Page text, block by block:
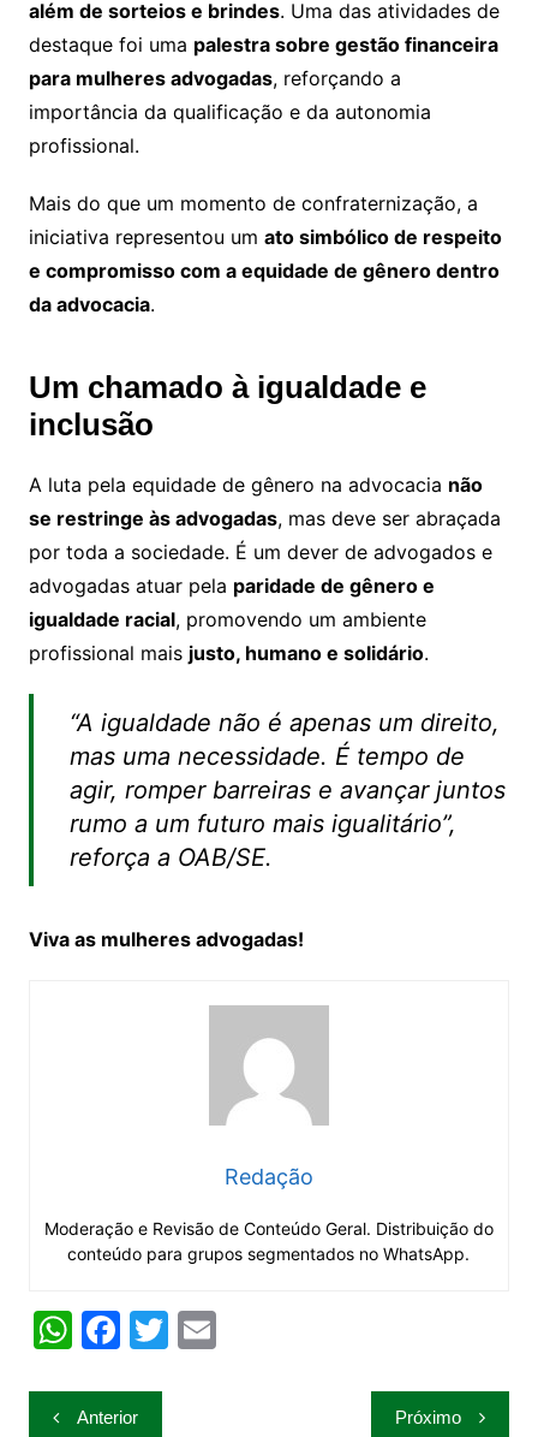
além de sorteios e brindes. Uma das atividades de
destaque foi uma palestra sobre gestão financeira
para mulheres advogadas, reforçando a
importância da qualificação e da autonomia
profissional.
Mais do que um momento de confraternização, a
iniciativa representou um ato simbólico de respeito
e compromisso com a equidade de gênero dentro
da advocacia.
Um chamado à igualdade e
inclusão
A luta pela equidade de gênero na advocacia não
se restringe às advogadas, mas deve ser abraçada
por toda a sociedade. É um dever de advogados e
advogadas atuar pela paridade de gênero e
igualdade racial, promovendo um ambiente
profissional mais justo, humano e solidário.
“A igualdade não é apenas um direito,
mas uma necessidade. É tempo de
agir, romper barreiras e avançar juntos
rumo a um futuro mais igualitário”,
reforça a OAB/SE.
Viva as mulheres advogadas!
Redação
Moderação e Revisão de Conteúdo Geral. Distribuição do
conteúdo para grupos segmentados no WhatsApp.
W
at
F
c
T E
Navegação
Anterior Próximo